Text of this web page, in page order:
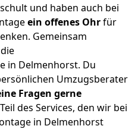
und haben auch bei
ein offenes Ohrfür
Gemeinsam
in Delmenhorst. Du
Umzugsberater
Fragen gerne
des Services, den wir bei
in Delmenhorst